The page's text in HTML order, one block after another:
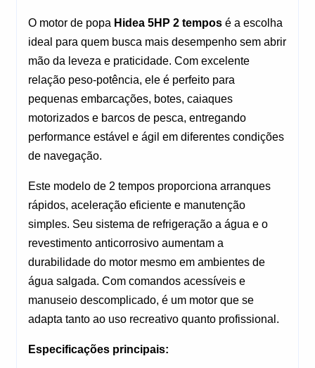
O motor de popa Hidea 5HP 2 tempos é a escolha
ideal para quem busca mais desempenho sem abrir
mão da leveza e praticidade. Com excelente
relação peso-potência, ele é perfeito para
pequenas embarcações, botes, caiaques
motorizados e barcos de pesca, entregando
performance estável e ágil em diferentes condições
de navegação.
Este modelo de 2 tempos proporciona arranques
rápidos, aceleração eficiente e manutenção
simples. Seu sistema de refrigeração a água e o
revestimento anticorrosivo aumentam a
durabilidade do motor mesmo em ambientes de
água salgada. Com comandos acessíveis e
manuseio descomplicado, é um motor que se
adapta tanto ao uso recreativo quanto profissional.
Especificações principais: